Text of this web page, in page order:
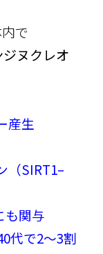
で
ヌクレオ
産生
（SIRT1–
も関与
代で2〜3割